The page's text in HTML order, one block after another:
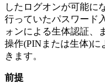
したログオンが可能に
行っていたパスワード
ォンによる生体認証、
操作(PINまたは生体)に
きます。
前提